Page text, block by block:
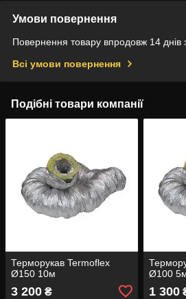
Умови повернення
Повернення товару впродовж 14 днів
Всі умови повернення
Подібні товари компанії
Терморукав Termoflex
Ø150 10м
3 200 ₴
Ø100
1 300